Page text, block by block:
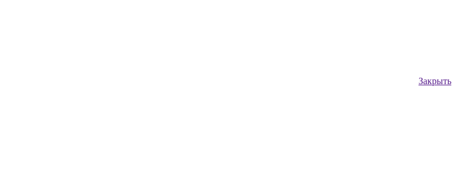
Закрыть